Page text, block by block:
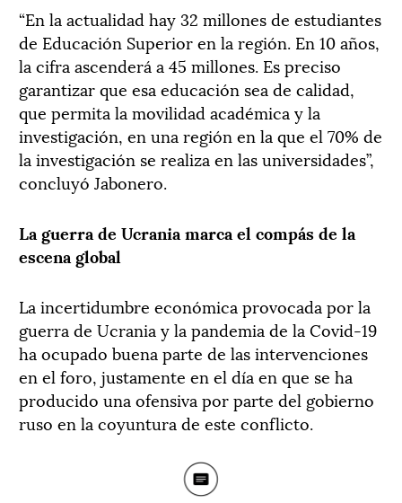
“En la actualidad hay 32 millones de estudiantes
de Educación Superior en la región. En 10 años,
la cifra ascenderá a 45 millones. Es preciso
garantizar que esa educación sea de calidad,
que permita la movilidad académica y la
investigación, en una región en la que el 70% de
la investigación se realiza en las universidades”,
concluyó Jabonero.
La guerra de Ucrania marca el compás de la
escena global
La incertidumbre económica provocada por la
guerra de Ucrania y la pandemia de la Covid-19
ha ocupado buena parte de las intervenciones
en el foro, justamente en el día en que se ha
producido una ofensiva por parte del gobierno
ruso en la coyuntura de este conflicto.